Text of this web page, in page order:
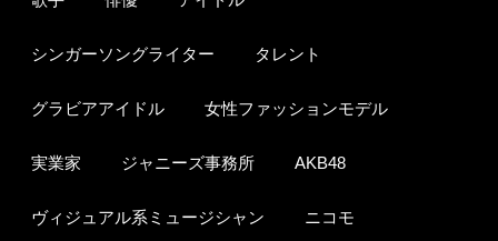
シンガーソングライター タレント
グラビアアイドル 女性ファッションモデル
実業家 ジャニーズ事務所 AKB48
ヴィジュアル系ミュージシャン ニコモ